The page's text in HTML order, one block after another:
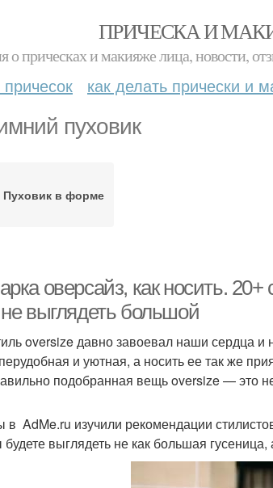
ПРИЧЕСКА И
о прическах и макияже лица, новости,
как делать прически и
пуховик
Пуховик в форме
оверсайз, как носить.
выглядеть большой
oversize давно завоевал наши сердца и
и уютная, а носить ее так же
подобранная вещь oversize — это
в AdMe.ru изучили рекомендации
будете выглядеть не как большая